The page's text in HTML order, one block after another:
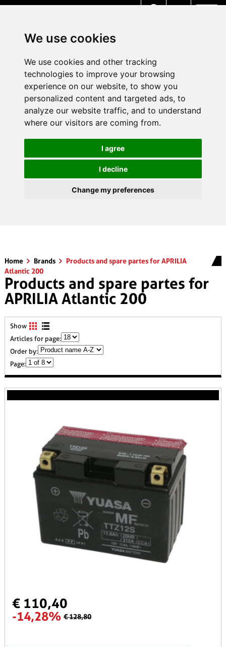
We use cookies
We use cookies and other tracking
technologies to improve your browsing
experience on our website, to show you
personalized content and targeted ads, to
analyze our website traffic, and to understand
where our visitors are coming from.
I agree
I decline
Change my preferences
Home Brands
Products and spare partes for APRILIA
Atlantic 200
Products and spare partes for
APRILIA Atlantic 200
Show
Articles for page:
Order by:
Page:
€ 110,40
-14,28% € 128,80